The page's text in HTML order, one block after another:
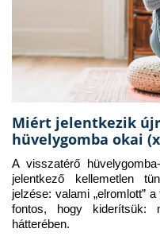
Miért jelentkezik
hüvelygomba okai
A visszatérő
jelentkező kellemetlen
jelzése: valami „elromlott”
fontos, hogy kiderítsük:
hátterében.